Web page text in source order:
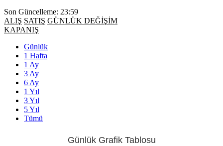
Son Güncelleme: 23:59
ALIŞ SATIŞ GÜNLÜK DEĞİŞİM
KAPANIŞ
Günlük
1 Hafta
1 Ay
3 Ay
6 Ay
1 Yıl
3 Yıl
5 Yıl
Tümü
Günlük Grafik Tablosu